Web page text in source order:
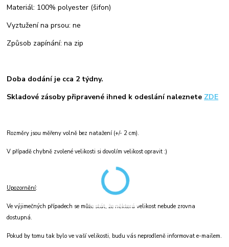
Materiál: 100% polyester (šifon)
Vyztužení na prsou: ne
Způsob zapínání: na zip
Doba dodání je cca 2 týdny.
Skladové zásoby připravené ihned k odeslání naleznete ZDE
Rozměry jsou měřeny volně bez natažení (+/- 2 cm).
V případě chybně zvolené velikosti si dovolím velikost opravit :)
Upozornění:
Ve výjimečných případech se může stát, že některá velikost nebude zrovna
dostupná.
Pokud by tomu tak bylo ve vaší velikosti, budu vás neprodleně informovat e-mailem.